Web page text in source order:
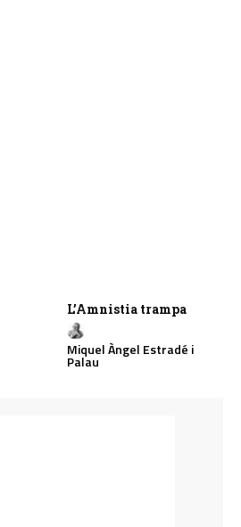
L’Amnistia trampa
Miquel Àngel Estradé i
Palau